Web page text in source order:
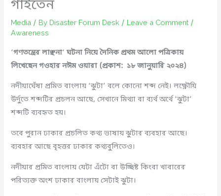
গাইতেন
Media / By Disaster Forum Desk / Leave a Comment /
Awareness
‘গণতন্ত্রের লাঞ্ছনা‘ঘটনা নিয়ে দৈনিক প্রথম আলো পত্রিকায়
লিখেছেন গওহার নঈম ওয়ারা (প্রকাশ: ১৮ জানুয়ারি ২০২৪)
নদীয়াঘেঁষা প্রমিত বাংলায় ‘ঝুটা’ বলে কোনো শব্দ নেই। লক্ষ্ণৌয়ি
উর্দুতে শব্দটির প্রচলন আছে, সেখানে মিথ্যা বা ব্যর্থ অর্থে ‘ঝুটা’
শব্দটি ব্যবহৃত হয়।
তবে পুরান ঢাকার প্রচলিত কথ্য ভাষায় ঝুটার ব্যবহার আছে।
ব্যবহার আছে বৃহত্তর ঢাকার কথ্যবুলিতেও।
নদীয়ার প্রমিত বাংলায় যেটা এঁটো বা উচ্ছিষ্ট কিংবা খাবারের
পরিত্যক্ত অংশ ঢাকার বাংলায় সেটাই ঝুটা।